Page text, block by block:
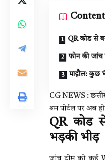
QR कोड से
फोन की जांच
माहौल: कुछ
CG NEWS :
श्रम पोर्टल पर अब
QR कोड
भड़की भीड़